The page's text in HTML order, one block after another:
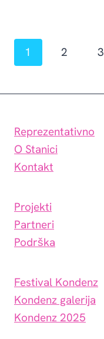
Page
1 2 3
Reprezentativno
O Stanici
Kontakt
Projekti
Partneri
Podrška
Festival Kondenz
Kondenz galerija
Kondenz 2025